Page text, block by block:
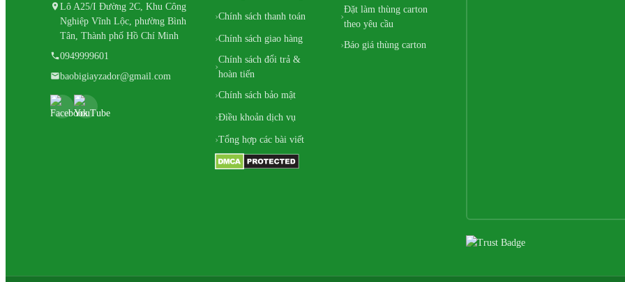
Lô A25/I Đường 2C, Khu Công
Nghiệp Vĩnh Lộc, phường Bình
Tân, Thành phố Hồ Chí Minh
0949999601
baobigiayzador@gmail.com
Chính sách thanh toán
Chính sách giao hàng
Chính sách đổi trả &
hoàn tiến
Chính sách bảo mật
Điều khoản dịch vụ
Tổng hợp các bài viết
Đặt làm thùng carton
theo yêu cầu
Báo giá thùng carton